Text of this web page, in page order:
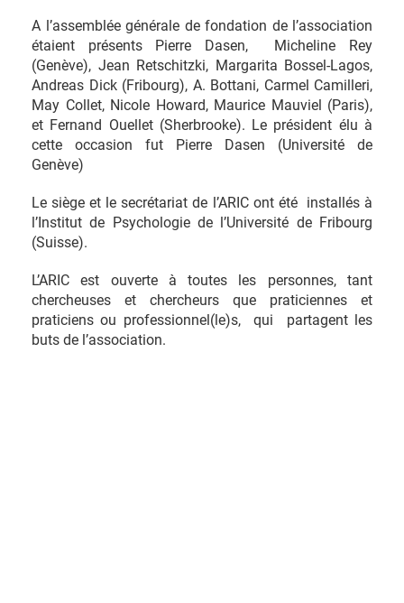
A l’assemblée générale de fondation de l’association
étaient présents Pierre Dasen, Micheline Rey
(Genève), Jean Retschitzki, Margarita Bossel-Lagos,
Andreas Dick (Fribourg), A. Bottani, Carmel Camilleri,
May Collet, Nicole Howard, Maurice Mauviel (Paris),
et Fernand Ouellet (Sherbrooke). Le président élu à
cette occasion fut Pierre Dasen (Université de
Genève)
Le siège et le secrétariat de l’ARIC ont été installés à
l’Institut de Psychologie de l’Université de Fribourg
(Suisse).
L’ARIC est ouverte à toutes les personnes, tant
chercheuses et chercheurs que praticiennes et
praticiens ou professionnel(le)s, qui partagent les
buts de l’association.